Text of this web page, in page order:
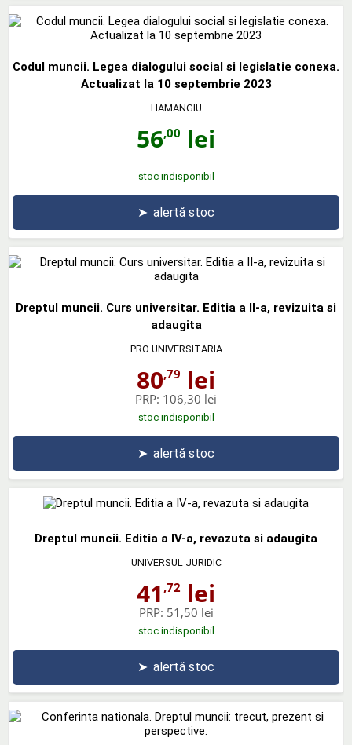
Codul muncii. Legea dialogului social si legislatie conexa.
Actualizat la 10 septembrie 2023
HAMANGIU
56,00 lei
stoc indisponibil
➤ alertă stoc
Dreptul muncii. Curs universitar. Editia a II-a, revizuita si
adaugita
PRO UNIVERSITARIA
80,79 lei
PRP: 106,30 lei
stoc indisponibil
➤ alertă stoc
Dreptul muncii. Editia a IV-a, revazuta si adaugita
UNIVERSUL JURIDIC
41 ,72 lei
PRP: 51,50 lei
stoc indisponibil
➤ alertă stoc